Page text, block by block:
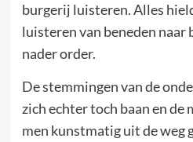
burgerij luisteren. Alles
luisteren van beneden
nader order.
De stemmingen van de
zich echter toch baan en de
men kunstmatig uit de weg